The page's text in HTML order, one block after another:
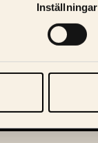
Inställningar